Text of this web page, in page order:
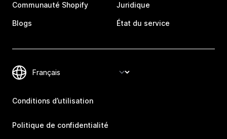
Communauté Shopify
Blogs
Juridique
État du service
Conditions d’utilisation
Politique de confidentialité